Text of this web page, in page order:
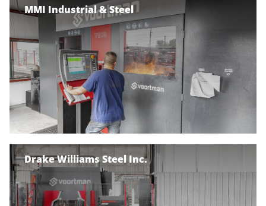
MMI Industrial & Steel
Drake Williams Steel Inc.